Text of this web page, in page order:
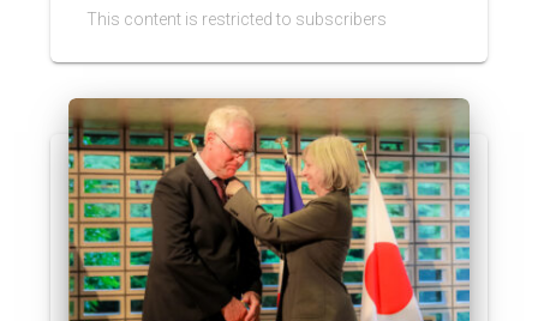
This content is restricted to subscribers